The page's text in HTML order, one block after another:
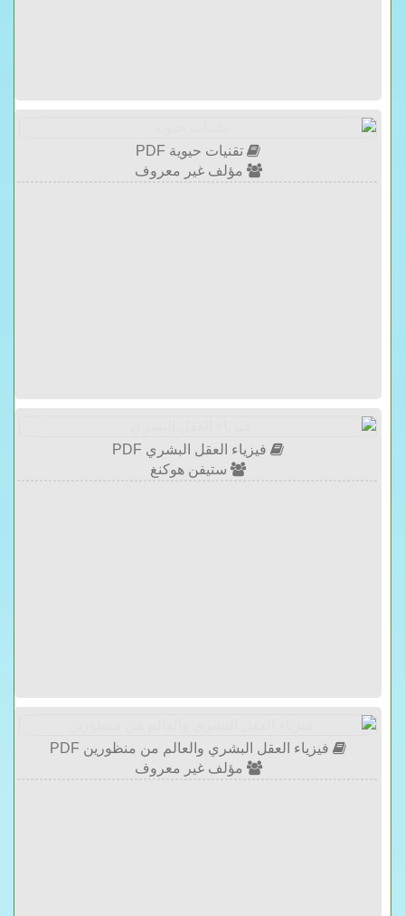
تقنيات حيوية PDF
مؤلف غير معروف
فيزياء العقل البشري PDF
ستيفن هوكنغ
فيزياء العقل البشري والعالم من منظورين PDF
مؤلف غير معروف